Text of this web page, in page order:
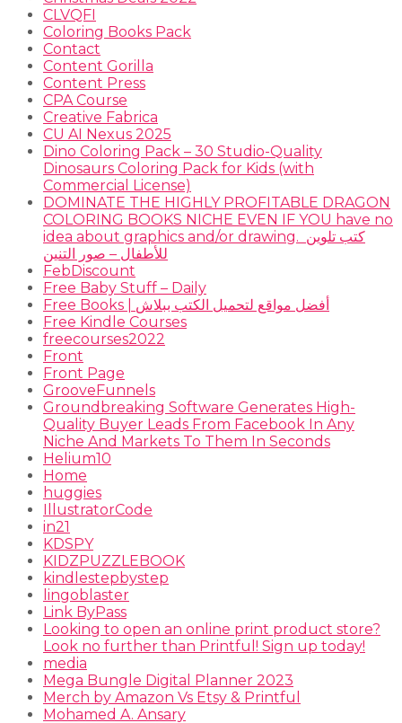
CLVQFI
Coloring Books Pack
Contact
Content Gorilla
Content Press
CPA Course
Creative Fabrica
CU AI Nexus 2025
Dino Coloring Pack – 30 Studio-Quality
Dinosaurs Coloring Pack for Kids (with
Commercial License)
DOMINATE THE HIGHLY PROFITABLE DRAGON
COLORING BOOKS NICHE EVEN IF YOU have no
idea about graphics and/or drawing. ​ كتب تلوين
للأطفال – صور التنين
FebDiscount
Free Baby Stuff – Daily
Free Books | أفضل مواقع لتحميل الكتب ببلاش
Free Kindle Courses
freecourses2022
Front
Front Page
GrooveFunnels
Groundbreaking Software Generates High-
Quality Buyer Leads From Facebook In Any
Niche And Markets To Them In Seconds
Helium10
Home
huggies
IllustratorCode
in21
KDSPY
KIDZPUZZLEBOOK
kindlestepbystep
lingoblaster
Link ByPass
Looking to open an online print product store?
Look no further than Printful! Sign up today!
media
Mega Bungle Digital Planner 2023
Merch by Amazon Vs Etsy & Printful
Mohamed A. Ansary